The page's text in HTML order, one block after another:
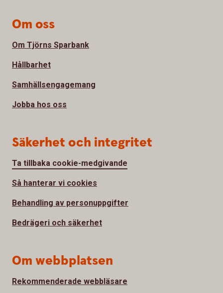
Om oss
Om Tjörns Sparbank
Hållbarhet
Samhällsengagemang
Jobba hos oss
Säkerhet och integritet
Ta tillbaka cookie-medgivande
Så hanterar vi cookies
Behandling av personuppgifter
Bedrägeri och säkerhet
Om webbplatsen
Rekommenderade webbläsare